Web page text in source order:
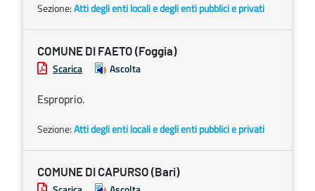
Sezione:Atti degli enti locali e degli enti pubblici e privati
COMUNE DI FAETO (Foggia)
Scarica Ascolta
Esproprio.
Sezione:Atti degli enti locali e degli enti pubblici e privati
COMUNE DI CAPURSO (Bari)